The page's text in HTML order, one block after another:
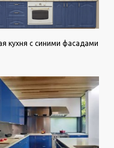
кухня с синими фасадами